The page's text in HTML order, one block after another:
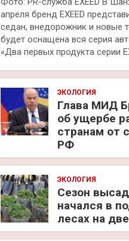
апреля бренд EXEED
седан, внедорожник и новые
будет оснащена вся серия
«Два первых продукта серии
ЭКОЛОГИЯ
Глава МИД
об ущербе
странам от
РФ
ЭКОЛОГИЯ
Сезон
начался в
лесах на